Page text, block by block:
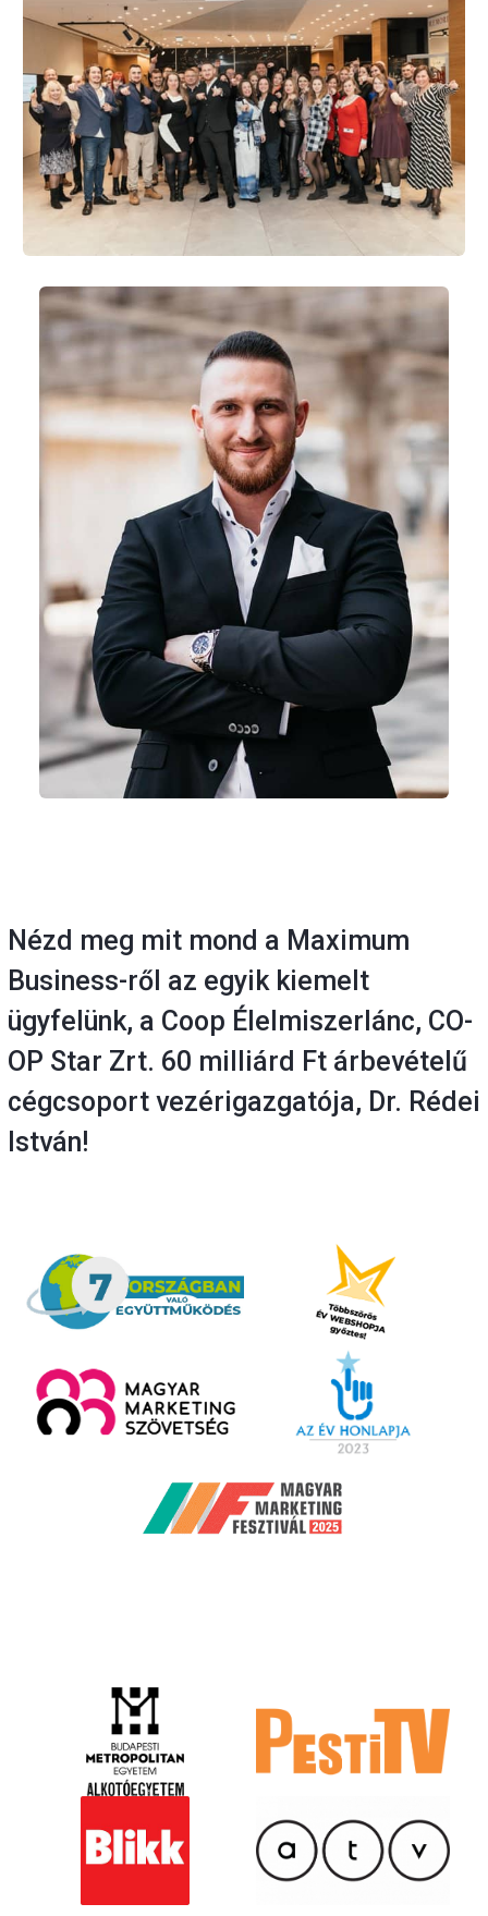
Nézd meg mit mond a Maximum
Business-ről az egyik kiemelt
ügyfelünk, a Coop Élelmiszerlánc, CO-
OP Star Zrt. 60 milliárd Ft árbevételű
cégcsoport vezérigazgatója, Dr. Rédei
István!